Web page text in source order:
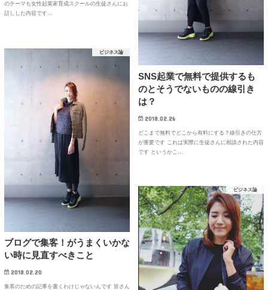
のテーマも女性起業家育成スクールの生徒さんにお
話しした内容です…
SNS起業で無料で提供するも
のとそうでないものの線引き
は？
2018.02.26
どこまで無料でどこから有料にする？線引きの仕方
が重要です これは実際に生徒さんに相談された内容
です というかこ…
ビジネス論
ブログで集客！がうまくいかな
い時に見直すべきこと
2018.02.20
集客のための記事を書くわけじゃないんです 皆さん
ビジネス論